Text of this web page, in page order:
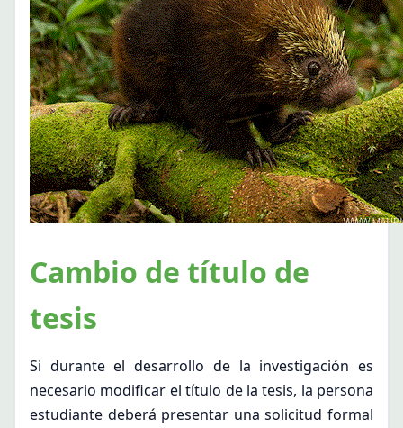
Cambio de título de
tesis
Si durante el desarrollo de la investigación es
necesario modificar el título de la tesis, la persona
estudiante deberá presentar una solicitud formal